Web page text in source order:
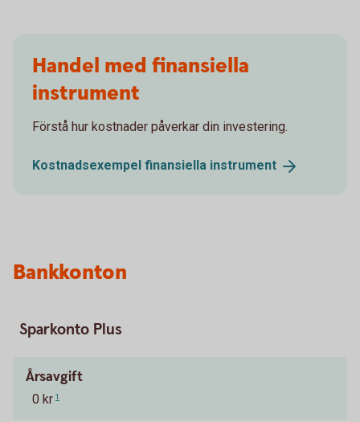
Handel med finansiella
instrument
Förstå hur kostnader påverkar din investering.
Kostnadsexempel finansiella instrument
Bankkonton
Sparkonto Plus
Årsavgift
0 kr 1